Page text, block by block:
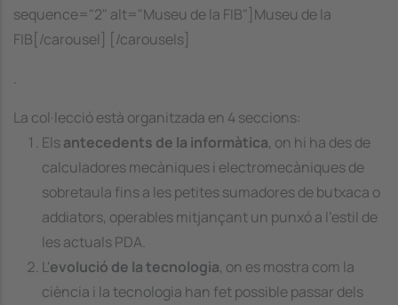
sequence="2" alt="Museu de la FIB"]Museu de la
FIB[/carousel] [/carousels]
.
La col·lecció està organitzada en 4 seccions:
Elsantecedents de la informàtica, on hi ha des de
calculadores mecàniques i electromecàniques de
sobretaula fins a les petites sumadores de butxaca o
addiators, operables mitjançant un punxó a l'estil de
les actuals PDA.
L'evolució de la tecnologia, on es mostra com la
ciència i la tecnologia han fet possible passar dels